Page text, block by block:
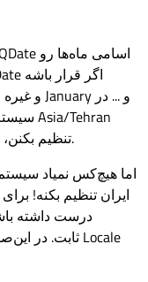
تنظیم بکنن، اونوخت اسامی لاتین ماه‌ها درست در میاد.
درست داشته